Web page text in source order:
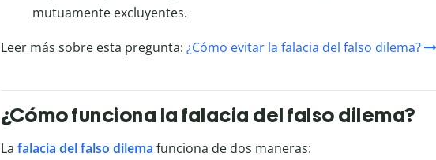
mutuamente excluyentes.
Leer más sobre esta pregunta: ¿Cómo evitar la falacia del falso dilema?
¿Cómo funciona la falacia del falso dilema?
La falacia del falso dilema funciona de dos maneras: